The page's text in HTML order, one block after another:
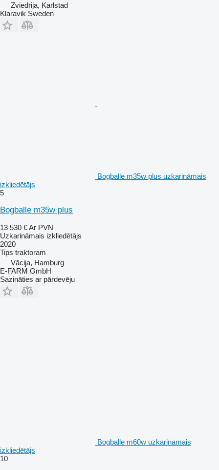
Zviedrija, Karlstad
Klaravik Sweden
Bogballe m35w plus uzkarināmais
izkliedētājs
5
Bogballe m35w plus
13 530 €Ar PVN
Uzkarināmais izkliedētājs
2020
Tips traktoram
Vācija, Hamburg
E-FARM GmbH
Sazināties ar pārdevēju
Bogballe m60w uzkarināmais
izkliedētājs
10